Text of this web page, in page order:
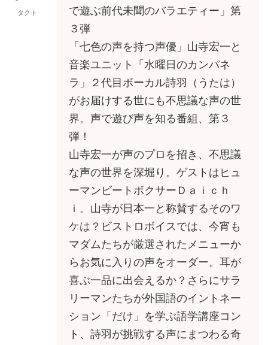
タクト
で遊ぶ前代未聞のバラエティー」第
３弾
「七色の声を持つ声優」山寺宏一と
音楽ユニット「水曜日のカンパネ
ラ」２代目ボーカル詩羽（うたは）
がお届けする世にも不思議な声の世
界。声で遊び声を知る番組、第３
弾！
山寺宏一が声のプロを招き、不思議
な声の世界を深堀り。ゲストはヒュ
ーマンビートボクサーＤａｉｃｈ
ｉ。山寺が日本一と称賛するそのワ
ケは？ビストロボイスでは、今宵も
マダムたちが厳選されたメニューか
らお気に入りの声をオーダー。耳が
喜ぶ一品に出会えるか？さらにサラ
リーマンたちが外国語のイントネー
ション「だけ」を学ぶ語学講座コン
ト、詩羽が挑戦する声にまつわる奇